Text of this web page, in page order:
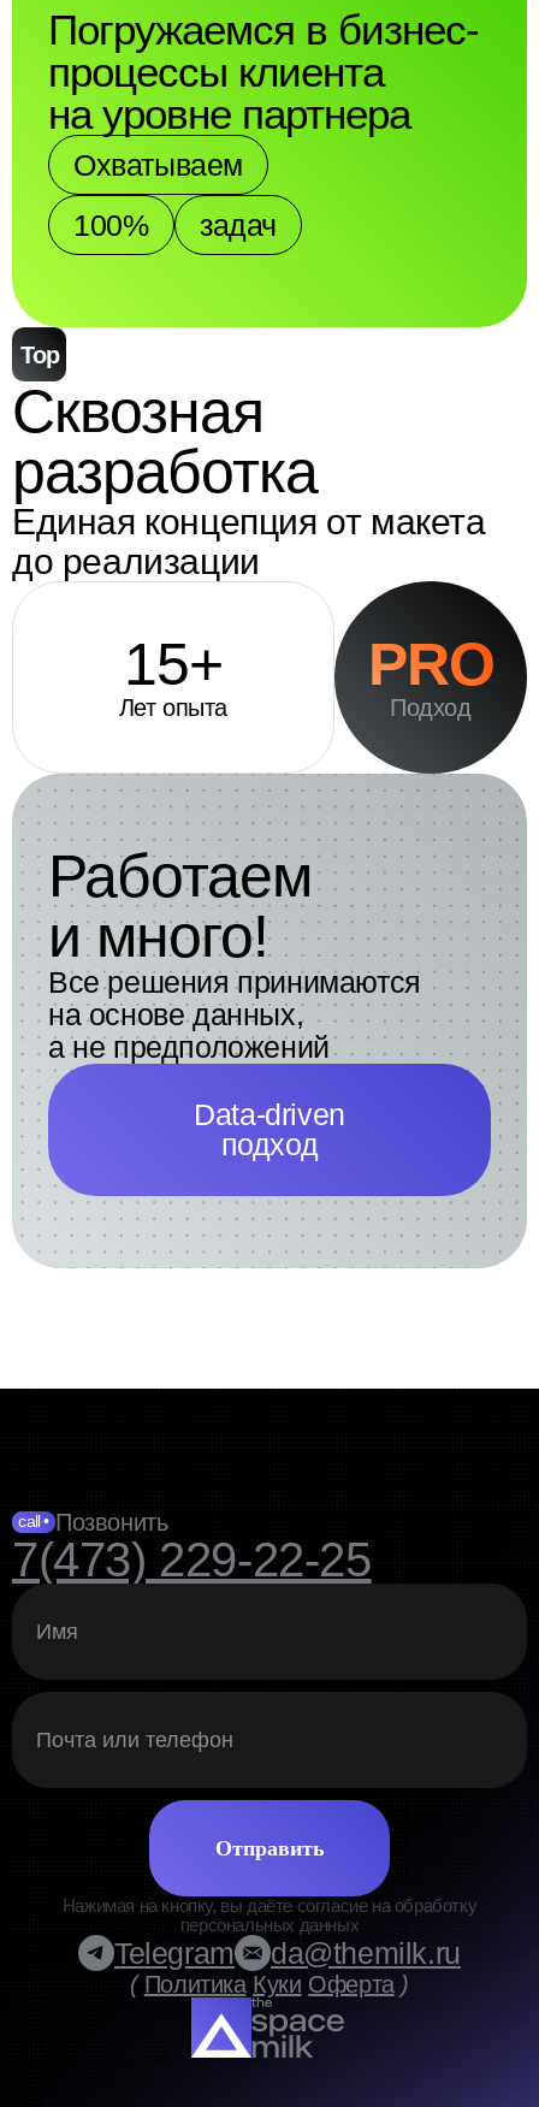
Погружаемся в бизнес-
процессы клиента
на уровне партнера
Охватываем
100%
задач
Data-driven
подход
Работаем
и много!
Все решения принимаются
на основе данных,
а не предположений
Top
Сквозная
разработка
Единая концепция от макета
до реализации
15+
Лет опыта
PRO
Подход
call • Позвонить
7(473) 229-22-25
Отправить
Нажимая на кнопку, вы даёте согласие на обработку
персональных данных
Telegram da@themilk.ru
( Политика Куки Оферта )